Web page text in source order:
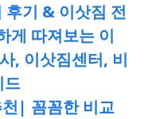
후기 & 이삿짐 전
게 따져보는 이
, 이삿짐센터, 비
드
| 꼼꼼한 비교